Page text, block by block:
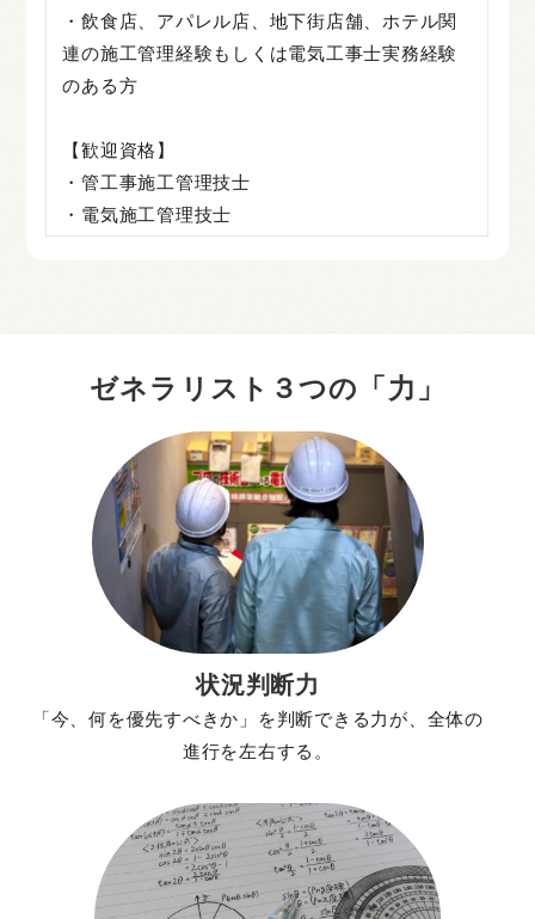
・飲食店、アパレル店、地下街店舗、ホテル関
連の施工管理経験もしくは電気工事士実務経験
のある方
【歓迎資格】
・管工事施工管理技士
・電気施工管理技士
ゼネラリスト３つの「力」
状況判断力
「今、何を優先すべきか」を判断できる力が、全体の
進行を左右する。